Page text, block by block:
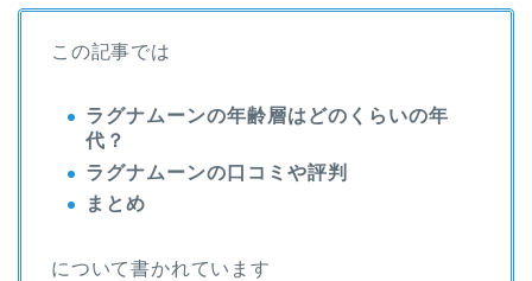
この記事では
ラグナムーンの年齢層はどのくらいの年
代？
ラグナムーンの口コミや評判
まとめ
について書かれています